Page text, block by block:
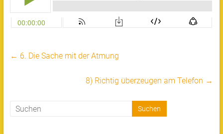
← 6. Die Sache mit der Atmung
8) Richtig überzeugen am Telefon →